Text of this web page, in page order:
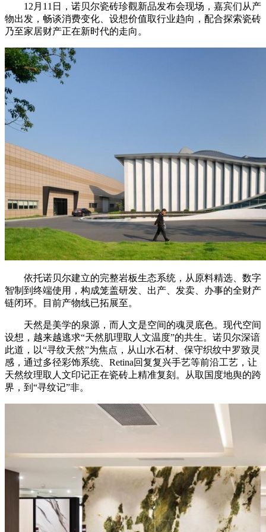
12⽉11⽇，诺⻉尔瓷砖珍觀新品发布会现场，嘉宾们从产
物出发，畅谈消费变化、设想价值取⾏业趋向，配合探索瓷砖
乃⾄家居财产正在新时代的⾛向。
依托诺贝尔建立的完整岩板生态系统，从原料精选、数字
智制到终端使用，构成笼盖研发、出产、发卖、办事的全财产
链闭环。目前产物线已拓展至。
天然是美学的泉源，而人文是空间的魂灵底色。现代空间
设想，越来越逃求“天然肌理取人文温度”的共生。诺贝尔深谙
此道，以“寻纹天然”为焦点，从山水石材、保守织纹中罗致灵
感，通过多径彩饰系统、Retina回复复兴手艺等前沿工艺，让
天然纹理取人文印记正在瓷砖上精准复刻。从取国度地舆的跨
界，到“寻纹记”非。